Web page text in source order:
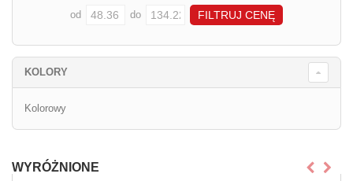
od do
KOLORY
Kolorowy
WYRÓŻNIONE